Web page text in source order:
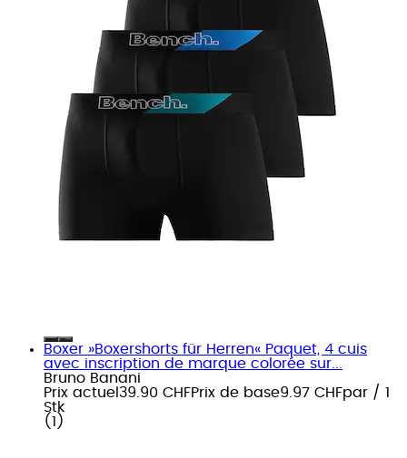
Boxer »Boxershorts für Herren« Paquet, 4 cuis
avec inscription de marque colorée sur...
Bruno Banani
Prix actuel 39.90 CHFPrix de base9.97 CHFpar / 1
Stk
( 1 )